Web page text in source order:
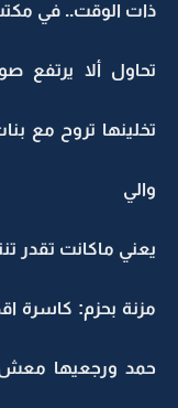
ذات الوقت.. في
تحاول ألا يرتفع
تخلينها تروح مع
والي
يعني ماكانت تقدر
مزنة بحزم:
حمد ورجعيها